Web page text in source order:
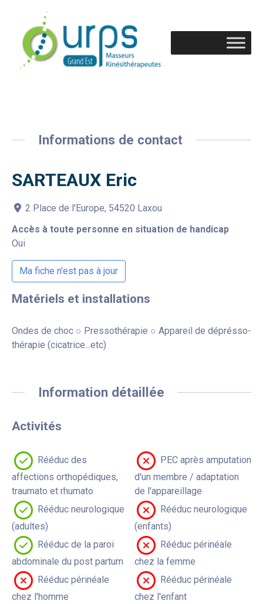
Informations de contact
SARTEAUX Eric
2 Place de l'Europe, 54520 Laxou
Accès à toute personne en situation de handicap
Oui
Ma fiche n'est pas à jour
Matériels et installations
Ondes de choc ○ Pressothérapie ○ Appareil de déprésso-
thérapie (cicatrice...etc)
Information détaillée
Activités
Rééduc des
affections orthopédiques,
traumato et rhumato
PEC après amputation
d'un membre / adaptation
de l'appareillage
Rééduc neurologique
(adultes)
Rééduc neurologique
(enfants)
Rééduc de la paroi
abdominale du post partum
Rééduc périnéale
chez la femme
Rééduc périnéale
chez l'homme
Rééduc périnéale
chez l'enfant